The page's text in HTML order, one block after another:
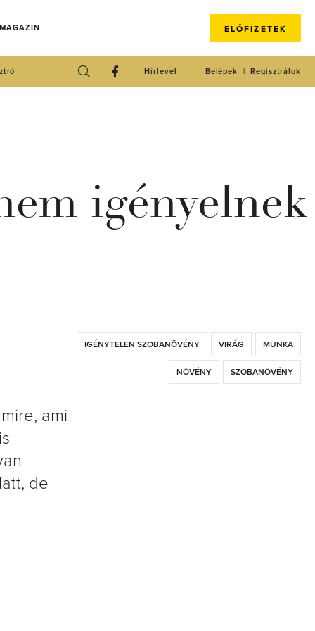
ELŐFIZETEK
Regisztrálok
Belépek
Hírlevél
igényelnek
IGÉNYTELEN SZOBANÖVÉNY VIRÁG MUNKA
NÖVÉNY SZOBANÖVÉNY
ami
de